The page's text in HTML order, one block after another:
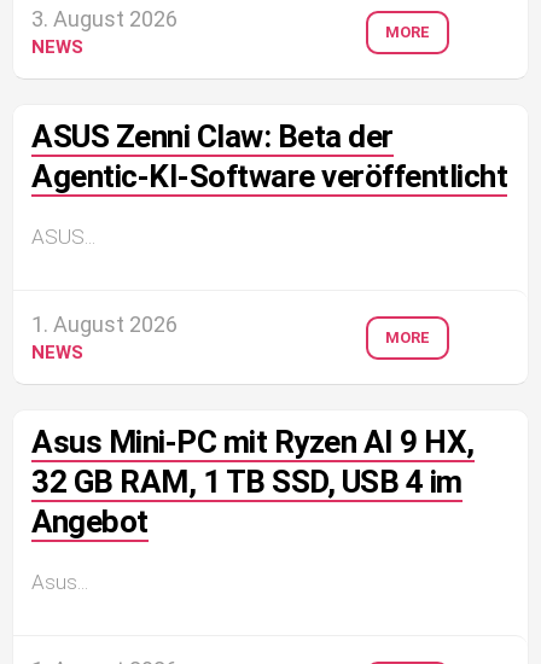
3. August 2026
NEWS
MORE
ASUS Zenni Claw: Beta der
Agentic-KI-Software veröffentlicht
ASUS...
1. August 2026
NEWS
MORE
Asus Mini-PC mit Ryzen AI 9 HX,
32 GB RAM, 1 TB SSD, USB 4 im
Angebot
Asus...